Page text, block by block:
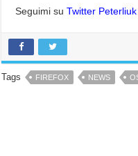
Seguimi suTwitter Peterliuk
Tags FIREFOX NEWS